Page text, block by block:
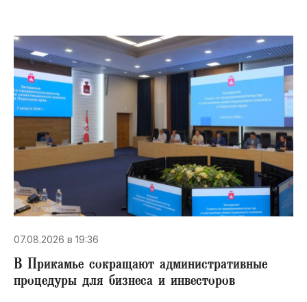
07.08.2026 в 19:36
В Прикамье сокращают административные
процедуры для бизнеса и инвесторов